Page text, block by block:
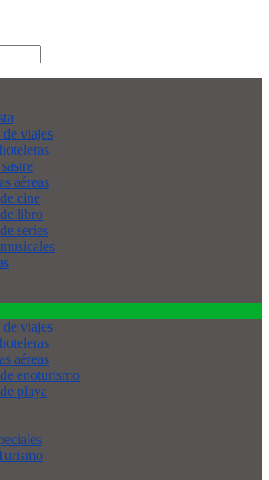
viajes
aéreas
cine
libro
series
viajes
aéreas
enoturismo
playa